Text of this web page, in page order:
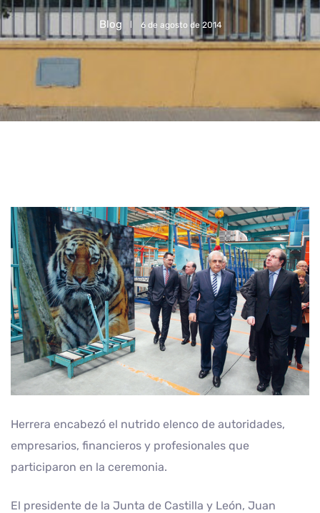
Blog 6 de agosto de 2014
Herrera encabezó el nutrido elenco de autoridades,
empresarios, financieros y profesionales que
participaron en la ceremonia.
El presidente de la Junta de Castilla y León, Juan